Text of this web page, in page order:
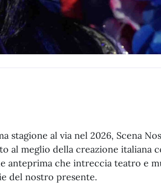
stagione al via nel 2026, Scena
al meglio della creazione italiana
anteprima che intreccia teatro e
del nostro presente.